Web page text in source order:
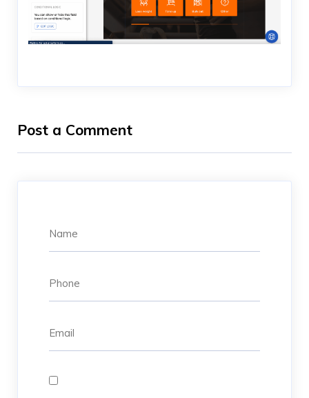
Post a Comment